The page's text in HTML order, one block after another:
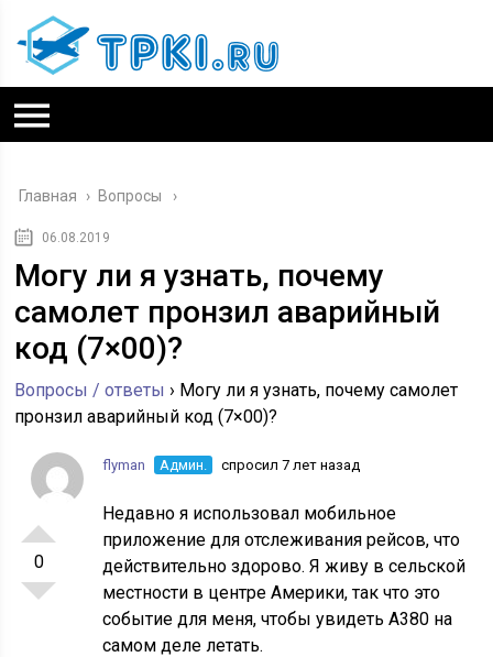
Главная › Вопросы
06.08.2019
Могу ли я узнать, почему
самолет пронзил аварийный
код (7×00)?
Вопросы / ответы › Могу ли я узнать, почему самолет
пронзил аварийный код (7×00)?
0
flyman Админ. спросил 7 лет назад
Недавно я использовал мобильное
приложение для отслеживания рейсов, что
действительно здорово. Я живу в сельской
местности в центре Америки, так что это
событие для меня, чтобы увидеть A380 на
самом деле летать.